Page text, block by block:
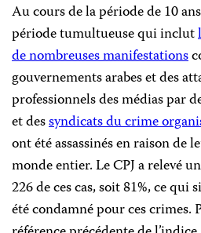
Au cours de la période de 10
période tumultueuse qui inclut
de nombreuses manifestations
gouvernements arabes et des
professionnels des médias par
et dessyndicats du crime
ont été assassinés en raison de
monde entier. Le CPJ a relevé
226 de ces cas, soit 81%, ce qui
été condamné pour ces crimes.